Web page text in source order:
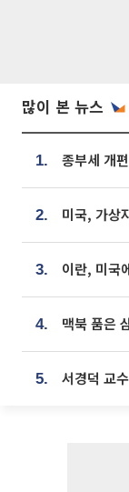
많이 본 뉴스
1.
2.
3.
4.
5.